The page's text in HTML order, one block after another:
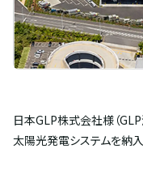
日本GLP株式会社様（
太陽光発電システムを納入